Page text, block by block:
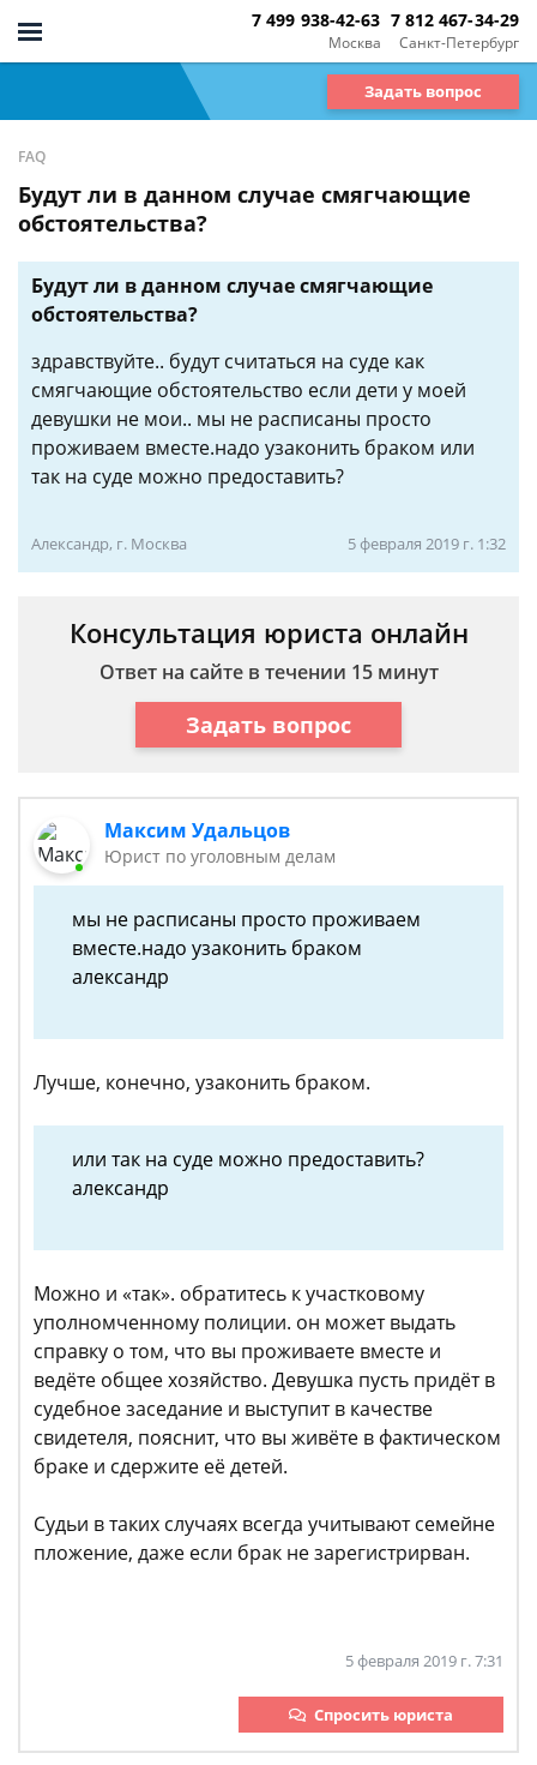
Москва
7 499 938-42-63
Санкт-Петербург
7 812 467-34-29
Задать вопрос
FAQ
Будут ли в данном случае смягчающие
обстоятельства?
Будут ли в данном случае смягчающие
обстоятельства?
здравствуйте.. будут считаться на суде как
смягчающие обстоятельство если дети у моей
девушки не мои.. мы не расписаны просто
проживаем вместе.надо узаконить браком или
так на суде можно предоставить?
Александр, г. Москва 5 февраля 2019 г. 1:32
Консультация юриста онлайн
Ответ на сайте в течении 15 минут
Задать вопрос
Максим Удальцов
Юрист по уголовным делам
мы не расписаны просто проживаем
вместе.надо узаконить браком
александр
Лучше, конечно, узаконить браком.
или так на суде можно предоставить?
александр
Можно и «так». обратитесь к участковому
уполномченному полиции. он может выдать
справку о том, что вы проживаете вместе и
ведёте общее хозяйство. Девушка пусть придёт в
судебное заседание и выступит в качестве
свидетеля, пояснит, что вы живёте в фактическом
браке и сдержите её детей.
Судьи в таких случаях всегда учитывают семейне
пложение, даже если брак не зарегистрирван.
5 февраля 2019 г. 7:31
Спросить юриста